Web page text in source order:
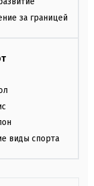
за границей
виды спорта